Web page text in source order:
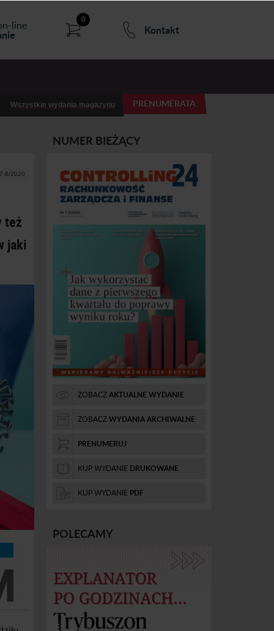
line 0
Kontakt
PRENUMERATA
Wszystkie wydania magazynu
8/2020
też
jaki
NUMER BIEŻĄCY
ZOBACZAKTUALNE WYDANIE
ZOBACZWYDANIA ARCHIWALNE
PRENUMERUJ
KUP WYDANIE DRUKOWANE
KUP WYDANIE PDF
POLECAMY